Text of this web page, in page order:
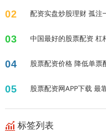
02 配资实盘炒股理财 孤注
03 中国最好的股票配资 杠
04 股票配资价格 降低单票
05 股票配资网APP下载 最
标签列表